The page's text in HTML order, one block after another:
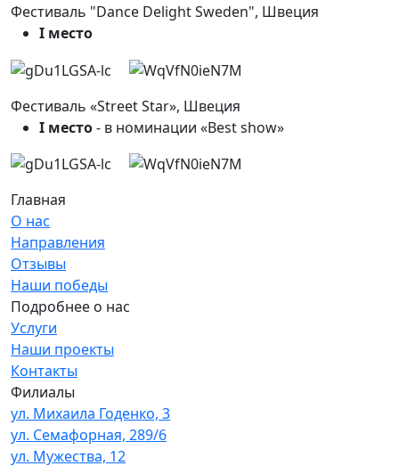
Фестиваль "Dance Delight Sweden", Швеция
I место
Фестиваль «Street Star», Швеция
I место- в номинации «Best show»
Главная
О нас
Направления
Отзывы
Наши победы
Подробнее о нас
Услуги
Наши проекты
Контакты
Филиалы
ул. Михаила Годенко, 3
ул. Семафорная, 289/6
ул. Мужества, 12